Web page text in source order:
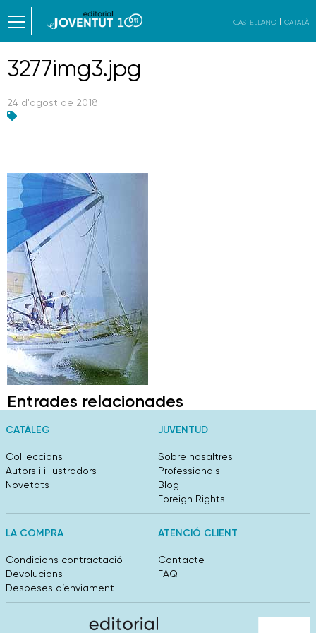
CASTELLANO CATALÀ
3277img3.jpg
24 d'agost de 2018
Entrades relacionades
CATÀLEG
Col·leccions
Autors i il·lustradors
Novetats
JUVENTUD
Sobre nosaltres
Professionals
Blog
Foreign Rights
LA COMPRA
Condicions contractació
Devolucions
Despeses d’enviament
ATENCIÓ CLIENT
Contacte
FAQ